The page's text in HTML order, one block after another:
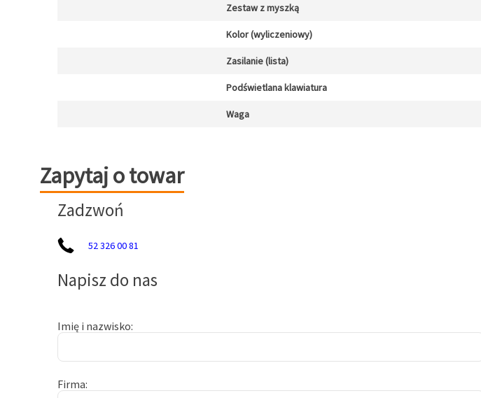
Zestaw z myszką
Kolor (wyliczeniowy)
Zasilanie (lista)
Podświetlana klawiatura
Waga
Zapytaj o towar
Zapytaj o towar
Zadzwoń
52 326 00 81
Napisz do nas
Imię i nazwisko
Firma